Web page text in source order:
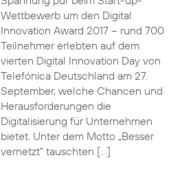
Wettbewerb um den Digital
Innovation Award 2017 – rund 700
Teilnehmer erlebten auf dem
vierten Digital Innovation Day von
Telefónica Deutschland am 27.
September, welche Chancen und
Herausforderungen die
Digitalisierung für Unternehmen
bietet. Unter dem Motto „Besser
vernetzt“ tauschten […]